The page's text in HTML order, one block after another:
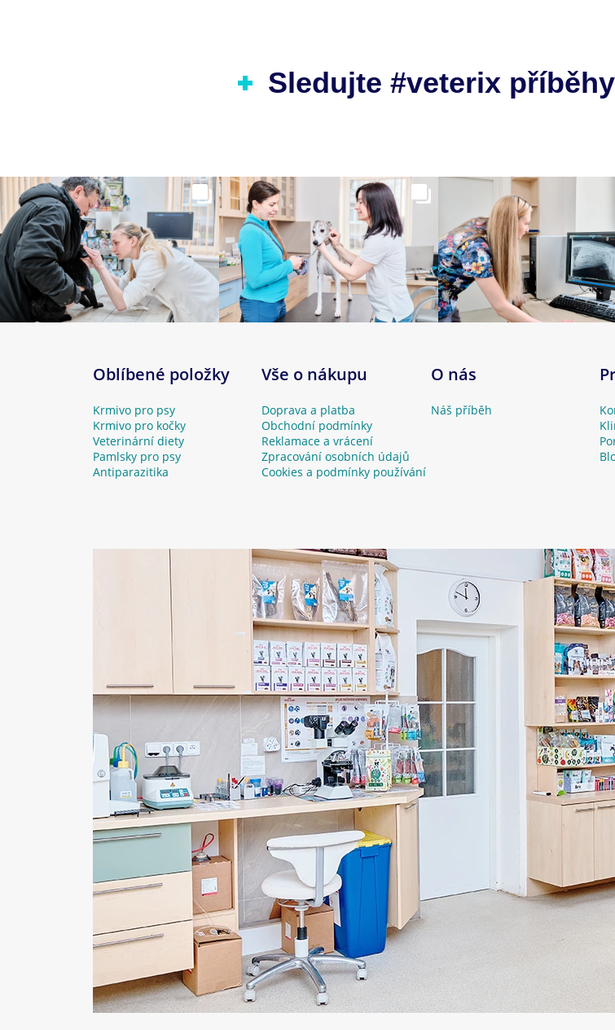
Sledujte #veterix
Oblíbené položky
Krmivo pro psy
Krmivo pro kočky
Veterinární diety
Pamlsky pro psy
Antiparazitika
Vše o nákupu
Doprava a platba
Obchodní podmínky
Reklamace a vrácení
Zpracování osobních údajů
Cookies a podmínky používání
O nás
Náš příběh